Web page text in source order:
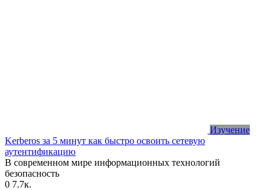
Изучение
Kerberos за 5 минут как быстро освоить сетевую
аутентификацию
В современном мире информационных технологий
безопасность
0 7.7к.